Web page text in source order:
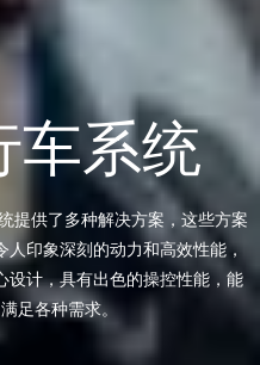
车系统
提供了多种解决方案，这些方案
印象深刻的动力和高效性能，
设计，具有出色的操控性能，能
足各种需求。